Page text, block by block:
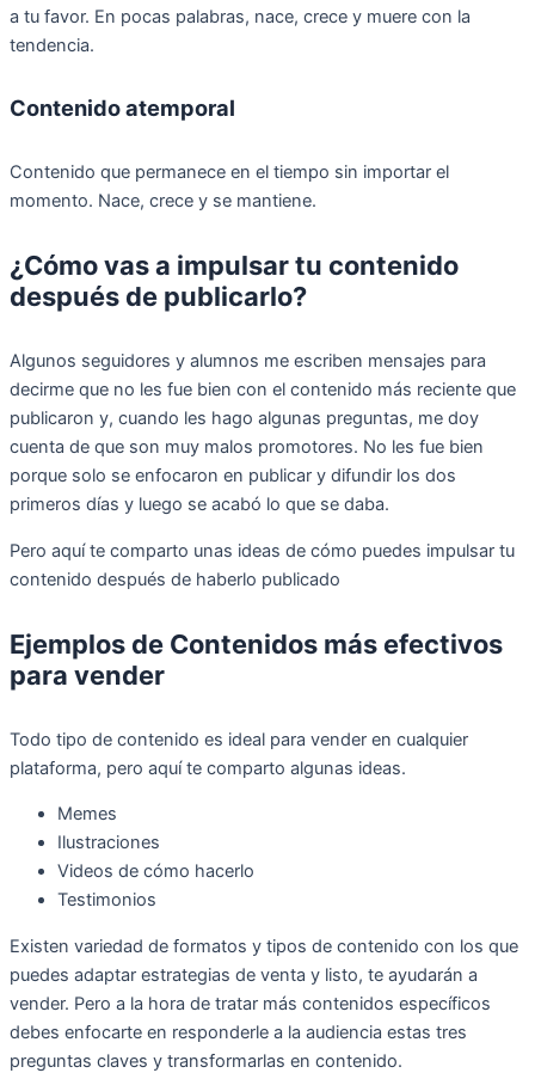
a tu favor. En pocas palabras, nace, crece y muere con la
tendencia.
Contenido atemporal
Contenido que permanece en el tiempo sin importar el
momento. Nace, crece y se mantiene.
¿Cómo vas a impulsar tu contenido
después de publicarlo?
Algunos seguidores y alumnos me escriben mensajes para
decirme que no les fue bien con el contenido más reciente que
publicaron y, cuando les hago algunas preguntas, me doy
cuenta de que son muy malos promotores. No les fue bien
porque solo se enfocaron en publicar y difundir los dos
primeros días y luego se acabó lo que se daba.
Pero aquí te comparto unas ideas de cómo puedes impulsar tu
contenido después de haberlo publicado
Ejemplos de Contenidos más efectivos
para vender
Todo tipo de contenido es ideal para vender en cualquier
plataforma, pero aquí te comparto algunas ideas.
Memes
Ilustraciones
Videos de cómo hacerlo
Testimonios
Existen variedad de formatos y tipos de contenido con los que
puedes adaptar estrategias de venta y listo, te ayudarán a
vender. Pero a la hora de tratar más contenidos específicos
debes enfocarte en responderle a la audiencia estas tres
preguntas claves y transformarlas en contenido.